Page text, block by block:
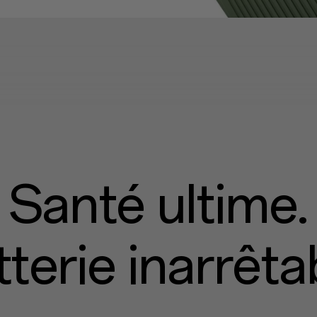
Santé ultime.